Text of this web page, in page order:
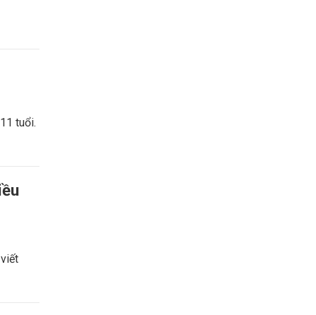
tuổi.